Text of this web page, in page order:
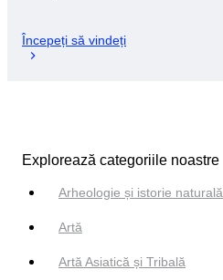
Începeți să vindeți
Explorează categoriile noastre
Arheologie și istorie naturală
Artă
Artă Asiatică și Tribală